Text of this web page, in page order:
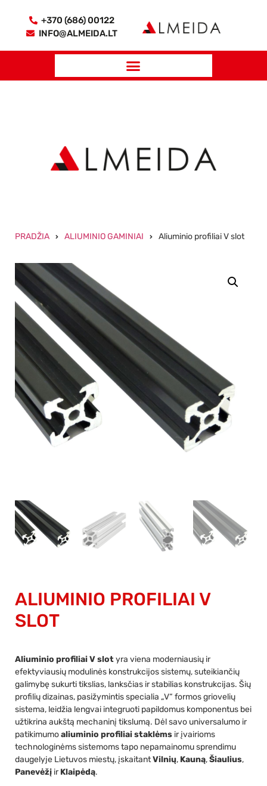
+370 (686) 00122
INFO@ALMEIDA.LT
PRADŽIA ALIUMINIO GAMINIAI Aliuminio profiliai V slot
ALIUMINIO PROFILIAI V
SLOT
Aliuminio profiliai V slotyra viena moderniausių ir
efektyviausių modulinės konstrukcijos sistemų, suteikiančių
galimybę sukurti tikslias, lanksčias ir stabilias konstrukcijas. Šių
profilių dizainas, pasižymintis specialia „V“ formos griovelių
sistema, leidžia lengvai integruoti papildomus komponentus bei
užtikrina aukštą mechaninį tikslumą. Dėl savo universalumo ir
patikimumoaliuminio profiliai staklėms ir įvairioms
technologinėms sistemoms tapo nepamainomu sprendimu
daugelyje Lietuvos miestų, įskaitantVilnių, Kauną,Šiaulius,
Panevėžį irKlaipėdą.